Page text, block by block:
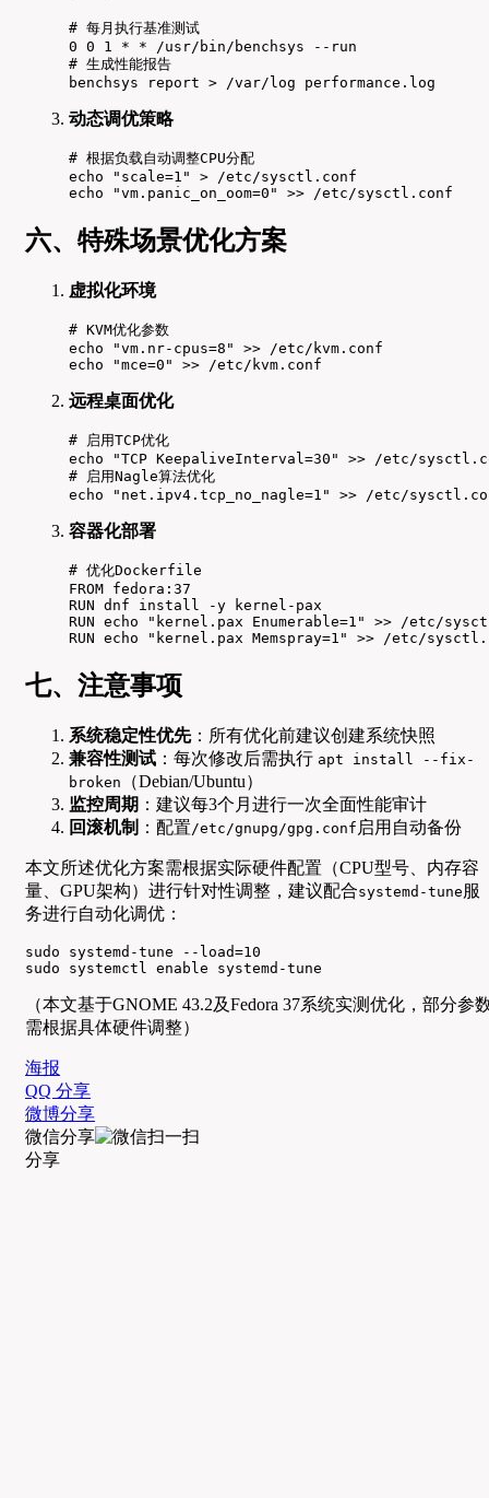
# 每月执行基准测试
0 0 1 * * /usr/bin/benchsys --run
# 生成性能报告
benchsys report > /var/log performance.log
动态调优策略
# 根据负载自动调整CPU分配
echo "scale=1" > /etc/sysctl.conf
echo "vm.panic_on_oom=0" >> /etc/sysctl.conf
六、特殊场景优化方案
虚拟化环境
# KVM优化参数
echo "vm.nr-cpus=8" >> /etc/kvm.conf
echo "mce=0" >> /etc/kvm.conf
远程桌面优化
# 启用TCP优化
echo "TCP KeepaliveInterval=30" >> /etc/
# 启用Nagle算法优化
echo "net.ipv4.tcp_no_nagle=1" >> /etc/
容器化部署
# 优化Dockerfile
FROM fedora:37
RUN dnf install -y kernel-pax
RUN echo "kernel.pax Enumerable=1" >> /etc/
RUN echo "kernel.pax Memspray=1" >> /etc/
七、注意事项
系统稳定性优先：所有优化前建议创建系统快照
兼容性测试 ：每次修改后需执行 apt install --fix-
broken
（Debian/Ubuntu）
监控周期 ：建议每3个月进行一次全面性能审计
回滚机制 ：配置/etc/gnupg/gpg.conf 启用自动备份
本文所述优化方案需根据实际硬件配置（CPU型号、内存容
量、GPU架构）进行针对性调整，建议配合systemd-tune 服
务进行自动化调优：
sudo systemd-tune --load=10
sudo systemctl enable systemd-tune
（本文基于GNOME 43.2及Fedora 37系统实测优化，部分参
需根据具体硬件调整）
海报
QQ 分享
微博分享
微信分享
分享